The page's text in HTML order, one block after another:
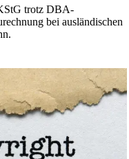
trotz DBA-
bei ausländischen